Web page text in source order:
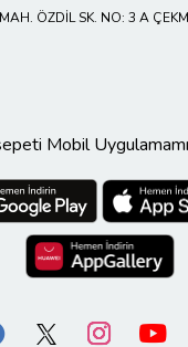
ÖZDİL SK. NO: 3 A
Mobil